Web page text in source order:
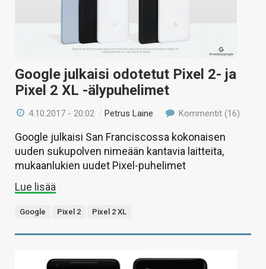
Google julkaisi odotetut Pixel 2- ja
Pixel 2 XL -älypuhelimet
4.10.2017 - 20:02 /Petrus Laine Kommentit (16)
Google julkaisi San Franciscossa kokonaisen
uuden sukupolven nimeään kantavia laitteita,
mukaanlukien uudet Pixel-puhelimet
Lue lisää
Google Pixel 2 Pixel 2 XL